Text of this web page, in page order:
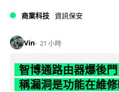
商業科技 資訊保安
Vin 21 小時
智博通路由器爆後
稱漏洞是功能在維修